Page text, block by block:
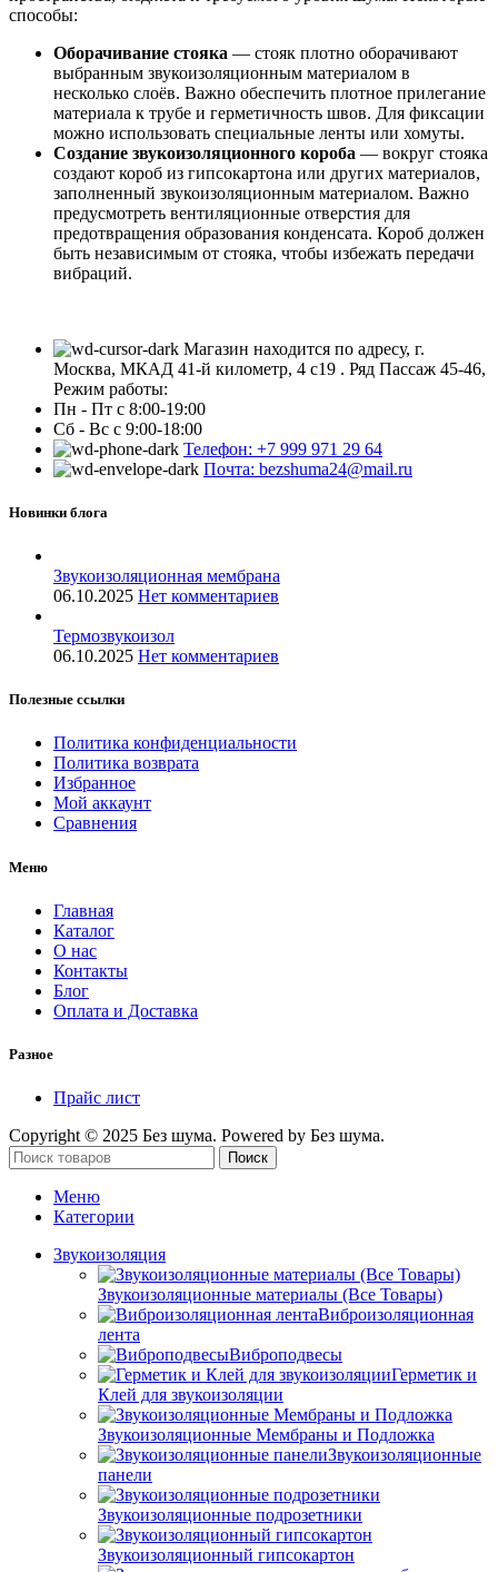
способы:
Оборачивание стояка — стояк плотно оборачивают
выбранным звукоизоляционным материалом в
несколько слоёв. Важно обеспечить плотное прилегание
материала к трубе и герметичность швов. Для фиксации
можно использовать специальные ленты или хомуты.
Создание звукоизоляционного короба — вокруг стояка
создают короб из гипсокартона или других материалов,
заполненный звукоизоляционным материалом. Важно
предусмотреть вентиляционные отверстия для
предотвращения образования конденсата. Короб должен
быть независимым от стояка, чтобы избежать передачи
вибраций.
Магазин находится по адресу, г.
Москва, МКАД 41-й километр, 4 с19 . Ряд Пассаж 45-46,
Режим работы:
Пн - Пт с 8:00-19:00
Сб - Вс с 9:00-18:00
Телефон: +7 999 971 29 64
Почта: bezshuma24@mail.ru
Новинки блога
Звукоизоляционная мембрана
06.10.2025 Нет комментариев
Термозвукоизол
06.10.2025 Нет комментариев
Полезные ссылки
Политика конфиденциальности
Политика возврата
Избранное
Мой аккаунт
Сравнения
Меню
Главная
Каталог
О нас
Контакты
Блог
Оплата и Доставка
Разное
Прайс лист
Copyright © 2025 Без шума. Powered by Без шума.
Поиск
Меню
Категории
Звукоизоляция
Звукоизоляционные материалы (Все Товары)
Виброизоляционная
лента
Виброподвесы
Герметик и
Клей для звукоизоляции
Звукоизоляционные Мембраны и Подложка
Звукоизоляционные
панели
Звукоизоляционные подрозетники
Звукоизоляционный гипсокартон